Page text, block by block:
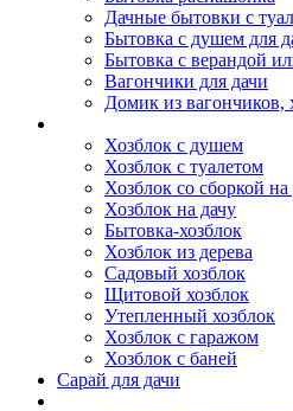
Дачные бытовки с
Бытовка с душем для
Бытовка с верандой
Вагончики для дачи
Домик из вагончиков,
Хозблок с душем
Хозблок с туалетом
Хозблок со сборкой на
Хозблок на дачу
Бытовка-хозблок
Хозблок из дерева
Садовый хозблок
Щитовой хозблок
Утепленный хозблок
Хозблок с гаражом
Хозблок с баней
Сарай для дачи